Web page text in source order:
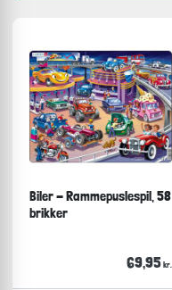
Biler - Rammepuslespil, 58
brikker
69,95 kr.